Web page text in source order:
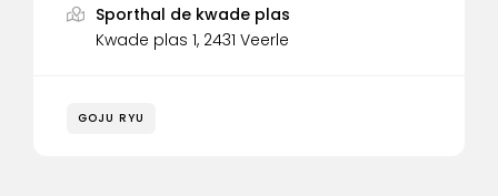
Sporthal de kwade plas
Kwade plas 1, 2431 Veerle
GOJU RYU